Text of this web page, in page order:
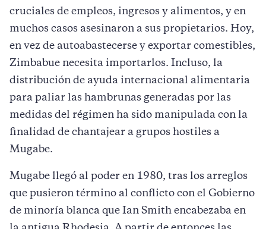
cruciales de empleos, ingresos y alimentos, y en
muchos casos asesinaron a sus propietarios. Hoy,
en vez de autoabastecerse y exportar comestibles,
Zimbabue necesita importarlos. Incluso, la
distribución de ayuda internacional alimentaria
para paliar las hambrunas generadas por las
medidas del régimen ha sido manipulada con la
finalidad de chantajear a grupos hostiles a
Mugabe.
Mugabe llegó al poder en 1980, tras los arreglos
que pusieron término al conflicto con el Gobierno
de minoría blanca que Ian Smith encabezaba en